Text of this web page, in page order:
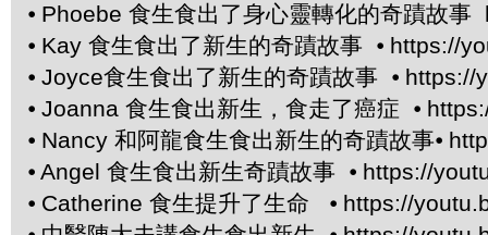
⦁ Phoebe 食生食出了身心靈轉化的奇蹟故
⦁ Kay 食生食出了新生的奇蹟故事 ⦁ https://
⦁ Joyce食生食出了新生的奇蹟故事 ⦁ https://
⦁ Joanna 食生食出新生，食走了癌症 ⦁
⦁ Nancy 和阿龍食生食出新生的奇蹟故事⦁
⦁ Angel 食生食出新生奇蹟故事 ⦁ https://
⦁ Catherine 食生提升了生命 ⦁ https://